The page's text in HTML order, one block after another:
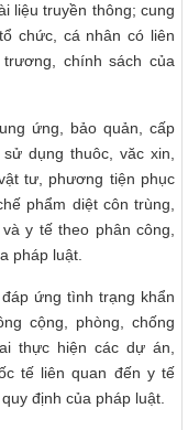
liệu truyền thông; cung
chức, cá nhân có liên
chính sách của
ứng, bảo quản, cấp
dụng thuôc, văc xin,
tư, phương tiện phục
phẩm diệt côn trùng,
y tế theo phân công,
pháp luật.
ứng tình trạng khẩn
cộng, phòng, chống
thực hiện các dự án,
tế liên quan đến y tế
định của pháp luật.